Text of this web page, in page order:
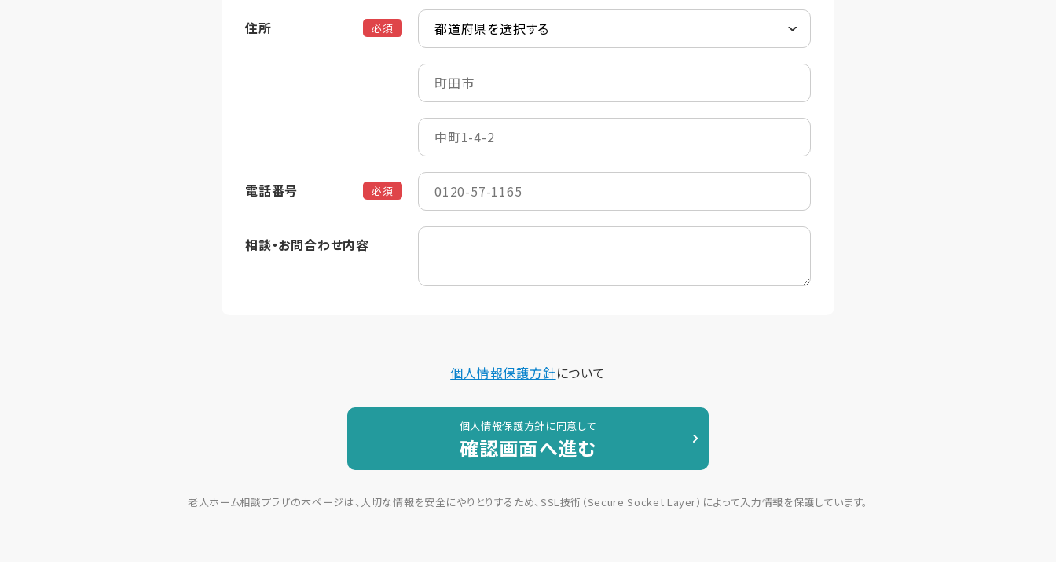
住所 必須
電話番号 必須
相談・お問合わせ内容
個人情報保護方針について
個人情報保護方針に同意して
確認画面へ進む
老人ホーム相談プラザの本ページは、大切な情報を安全にやりとりするため、SSL技術（Secure Socket Layer）によって入力情報を保護しています。